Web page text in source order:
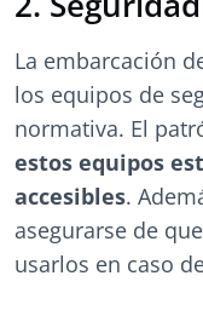
La embarcación
los equipos de
normativa. El
estos equipos
accesibles.
asegurarse de
usarlos en caso